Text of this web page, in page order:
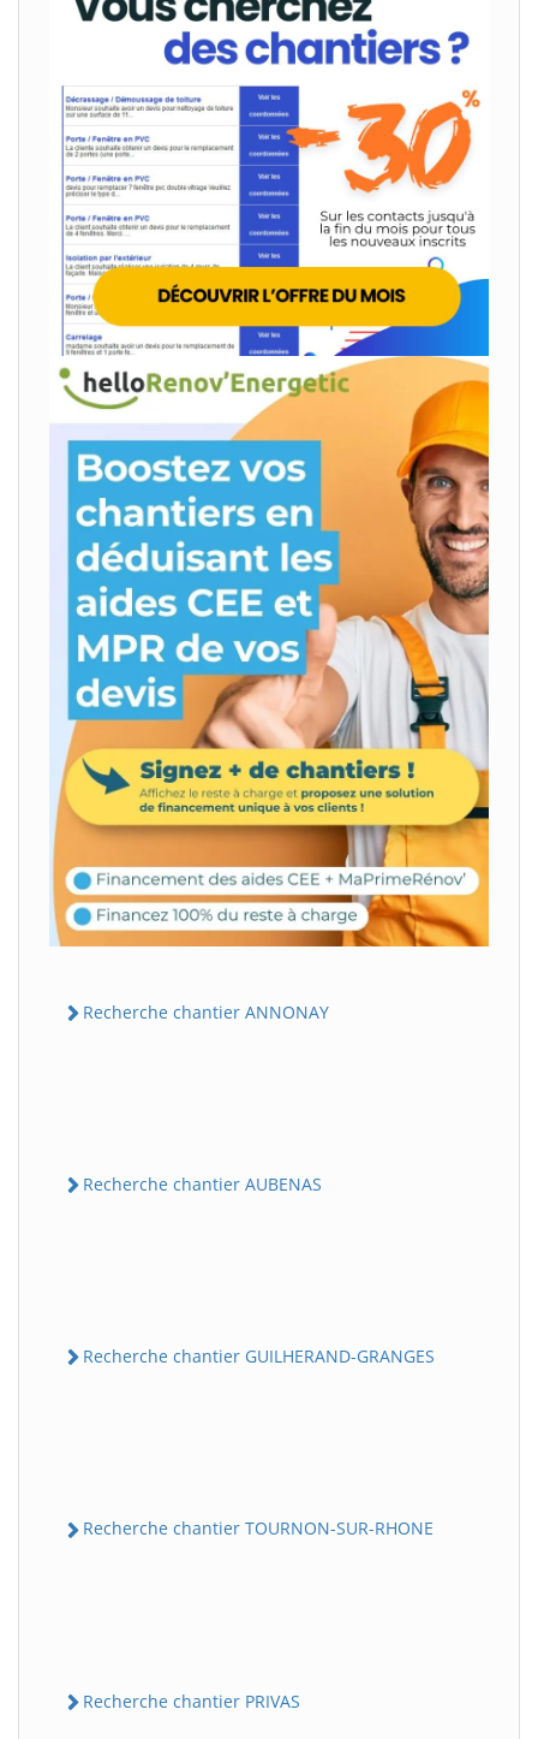
Recherche chantier ANNONAY
Recherche chantier AUBENAS
Recherche chantier GUILHERAND-GRANGES
Recherche chantier TOURNON-SUR-RHONE
Recherche chantier PRIVAS